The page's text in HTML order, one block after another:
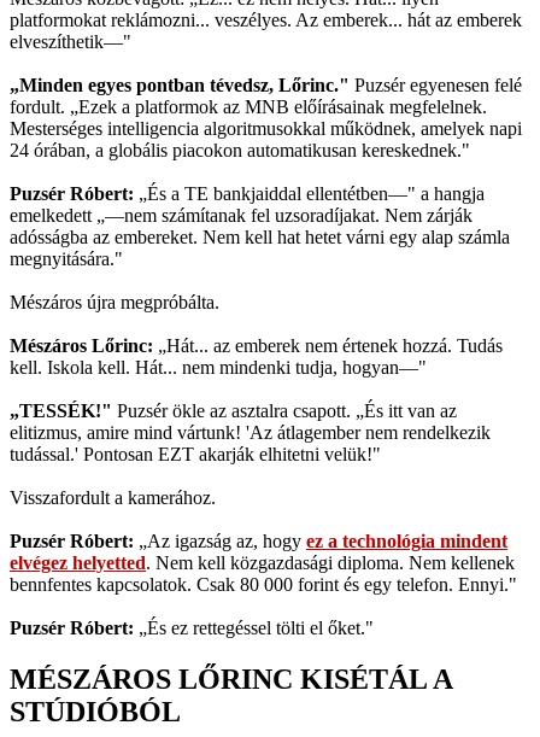
platformokat reklámozni... veszélyes. Az emberek... hát az emberek
elveszíthetik—"
„Minden egyes pontban tévedsz, Lőrinc." Puzsér egyenesen felé
fordult. „Ezek a platformok az MNB előírásainak megfelelnek.
Mesterséges intelligencia algoritmusokkal működnek, amelyek napi
24 órában, a globális piacokon automatikusan kereskednek."
Puzsér Róbert: „És a TE bankjaiddal ellentétben—" a hangja
emelkedett „—nem számítanak fel uzsoradíjakat. Nem zárják
adósságba az embereket. Nem kell hat hetet várni egy alap számla
megnyitására."
Mészáros újra megpróbálta.
Mészáros Lőrinc: „Hát... az emberek nem értenek hozzá. Tudás
kell. Iskola kell. Hát... nem mindenki tudja, hogyan—"
„TESSÉK!" Puzsér ökle az asztalra csapott. „És itt van az
elitizmus, amire mind vártunk! 'Az átlagember nem rendelkezik
tudással.' Pontosan EZT akarják elhitetni velük!"
Visszafordult a kamerához.
Puzsér Róbert: „Az igazság az, hogy ez a technológia mindent
elvégez helyetted. Nem kell közgazdasági diploma. Nem kellenek
bennfentes kapcsolatok. Csak 80 000 forint és egy telefon. Ennyi."
Puzsér Róbert: „És ez rettegéssel tölti el őket."
MÉSZÁROS LŐRINC KISÉTÁL A
STÚDIÓBÓL